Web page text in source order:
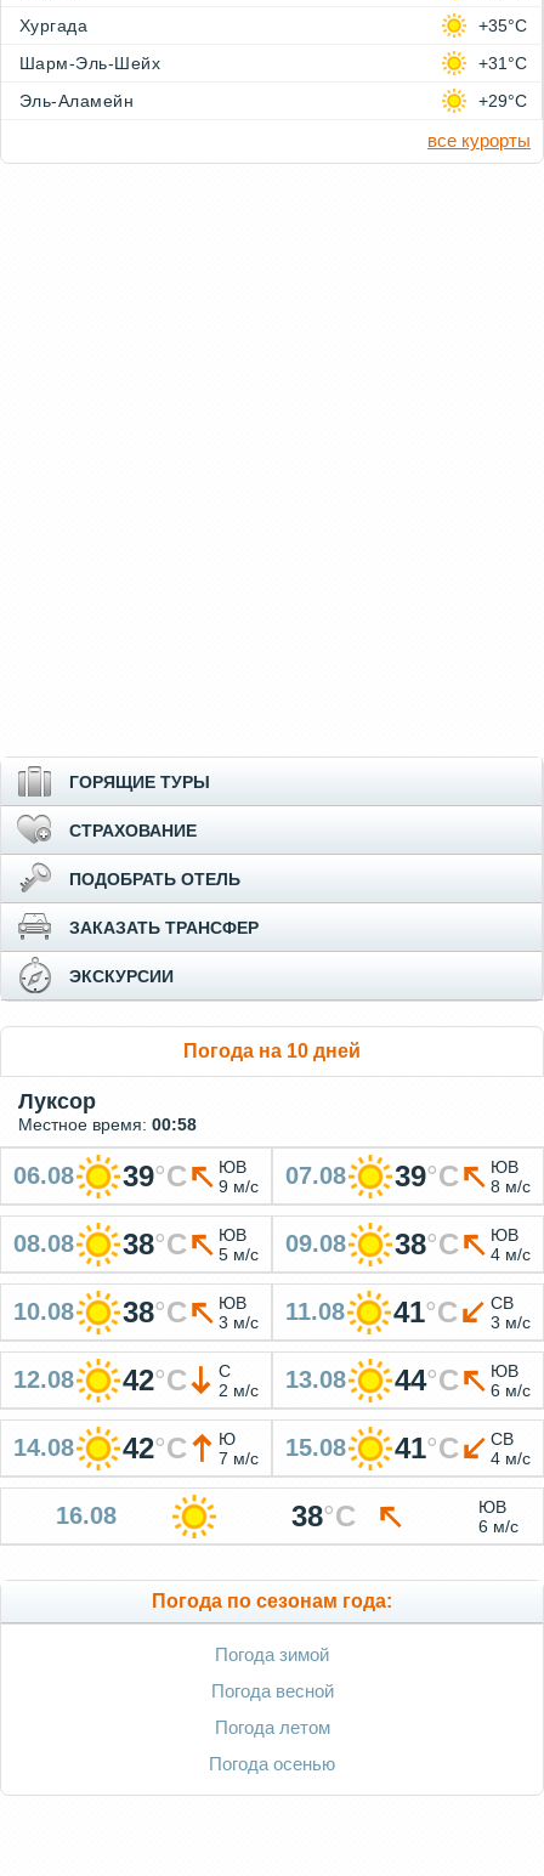
Хургада
+35°C
Шарм-Эль-Шейх
+31°C
Эль-Аламейн
+29°C
все курорты
ГОРЯЩИЕ ТУРЫ
СТРАХОВАНИЕ
ПОДОБРАТЬ ОТЕЛЬ
ЗАКАЗАТЬ ТРАНСФЕР
ЭКСКУРСИИ
Погода на 10 дней
Луксор
Местное время: 00:58
06.08 39°C
ЮВ
9 м/с
07.08 39°C
ЮВ
8 м/с
08.08 38°C
ЮВ
5 м/с
09.08 38°C
ЮВ
4 м/с
10.08 38°C
ЮВ
3 м/с
11.08 41°C
СВ
3 м/с
12.08 42°C
С
2 м/с
13.08 44°C
ЮВ
6 м/с
14.08 42°C
Ю
7 м/с
15.08 41°C
СВ
4 м/с
16.08 38°C
ЮВ
6 м/с
Погода по сезонам года:
Погода зимой
Погода весной
Погода летом
Погода осенью